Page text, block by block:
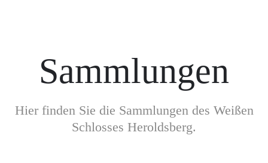
Sammlungen
Hier finden Sie die Sammlungen des Weißen
Schlosses Heroldsberg.